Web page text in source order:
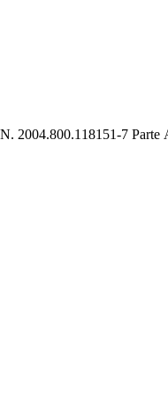
7 Parte